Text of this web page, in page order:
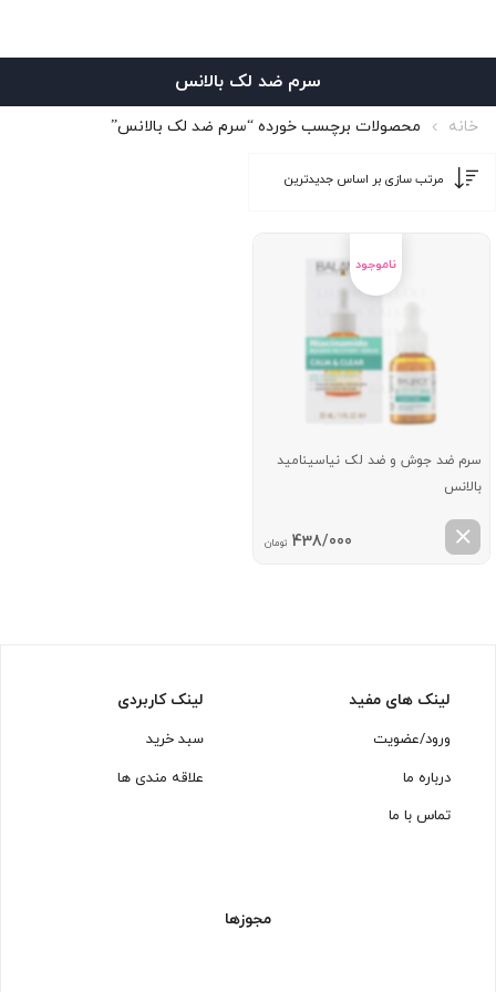
سرم ضد لک بالانس
خانه محصولات برچسب خورده “سرم ضد لک بالانس”
سرم ضد جوش و ضد لک نیاسینامید
بالانس
438/000 تومان
لینک های مفید
ورود/عضویت
درباره ما
تماس با ما
لینک کاربردی
سبد خرید
علاقه مندی ها
مجوزها